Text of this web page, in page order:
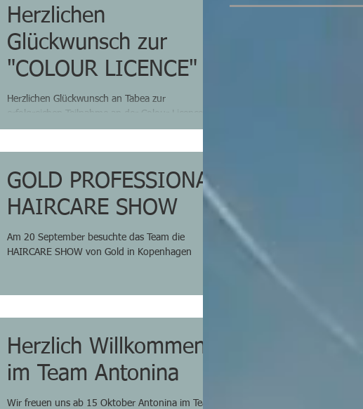
Herzlichen
Glückwunsch zur
"COLOUR LICENCE"
Herzlichen Glückwunsch an Tabea zur
Schulung in Bietigheim-Bissingen.
GOLD PROFESSIONAL
HAIRCARE SHOW
Am 20 September besuchte das Team die
HAIRCARE SHOW von Gold in Kopenhagen
Herzlich Willkommen
im Team Antonina
Wir freuen uns ab 15 Oktober Antonina im Team